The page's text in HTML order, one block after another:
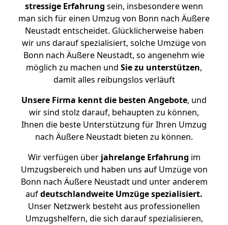
stressige Erfahrung sein, insbesondere wenn
man sich für einen Umzug von Bonn nach Äußere
Neustadt entscheidet. Glücklicherweise haben
wir uns darauf spezialisiert, solche Umzüge von
Bonn nach Äußere Neustadt, so angenehm wie
möglich zu machen und Sie zu unterstützen,
damit alles reibungslos verläuft
Unsere Firma kennt die besten Angebote, und
wir sind stolz darauf, behaupten zu können,
Ihnen die beste Unterstützung für Ihren Umzug
nach Äußere Neustadt bieten zu können.
Wir verfügen überjahrelange Erfahrung im
Umzugsbereich und haben uns auf Umzüge von
Bonn nach Äußere Neustadt und unter anderem
aufdeutschlandweite Umzüge spezialisiert.
Unser Netzwerk besteht aus professionellen
Umzugshelfern, die sich darauf spezialisieren,